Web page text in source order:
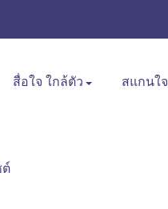
สื่อใจ ใกล้ตัว สแกนใจ
ต์